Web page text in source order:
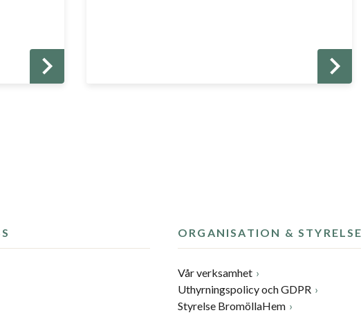
ORGANISATION & STYRELSE
Vår verksamhet
Uthyrningspolicy och GDPR
Styrelse BromöllaHem